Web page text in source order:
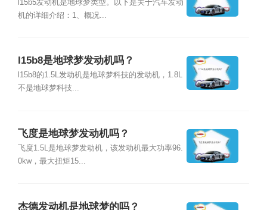
l15b5发动机是地球梦类型。以下是关于汽车发动
机的详细介绍：1、概况...
l15b8是地球梦发动机吗？
l15b8的1.5L发动机是地球梦科技的发动机，1.8L
不是地球梦科技...
飞度是地球梦发动机吗？
飞度1.5L是地球梦发动机，该发动机最大功率96.
0kw，最大扭矩15...
杰德发动机是地球梦的吗？